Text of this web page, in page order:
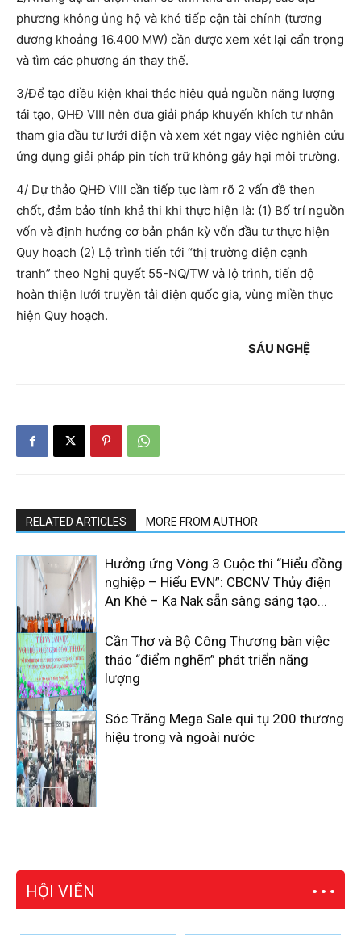
phương không ủng hộ và khó tiếp cận tài chính (tương
đương khoảng 16.400 MW) cần được xem xét lại cẩn trọng
và tìm các phương án thay thế.
3/Để tạo điều kiện khai thác hiệu quả nguồn năng lượng
tái tạo, QHĐ VIII nên đưa giải pháp khuyến khích tư nhân
tham gia đầu tư lưới điện và xem xét ngay việc nghiên cứu
ứng dụng giải pháp pin tích trữ không gây hại môi trường.
4/ Dự thảo QHĐ VIII cần tiếp tục làm rõ 2 vấn đề then
chốt, đảm bảo tính khả thi khi thực hiện là: (1) Bố trí nguồn
vốn và định hướng cơ bản phân kỳ vốn đầu tư thực hiện
Quy hoạch (2) Lộ trình tiến tới “thị trường điện cạnh
tranh” theo Nghị quyết 55-NQ/TW và lộ trình, tiến độ
hoàn thiện lưới truyền tải điện quốc gia, vùng miền thực
hiện Quy hoạch.
SÁU NGHỆ
RELATED ARTICLES MORE FROM AUTHOR
Hưởng ứng Vòng 3 Cuộc thi “Hiểu đồng
nghiệp – Hiểu EVN”: CBCNV Thủy điện
An Khê – Ka Nak sẵn sàng sáng tạo...
Cần Thơ và Bộ Công Thương bàn việc
tháo “điểm nghẽn” phát triển năng
lượng
Sóc Trăng Mega Sale qui tụ 200 thương
hiệu trong và ngoài nước
HỘI VIÊN